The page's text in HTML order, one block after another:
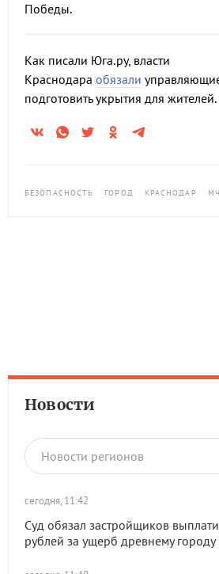
Победы.
Как писали Юга.ру, власти
Краснодара обязали
подготовить укрытия для жителей.
БЕЗОПАСНОСТЬ ГОРОД КРАСНОДАР
Новости
Новости регионов
сегодня, 11:42
Суд обязал застройщиков
рублей за ущерб древнему городу